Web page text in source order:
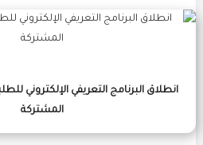
انطلاق البرنامج التعريفي الإلكتروني
المشتركة